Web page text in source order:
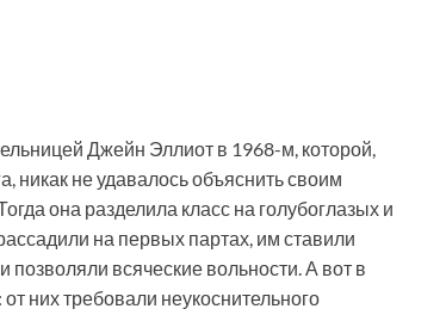
Джейн Эллиот в 1968-м, которой,
никак не удавалось объяснить своим
она разделила класс на голубоглазых и
на первых партах, им ставили
всяческие вольности. А вот в
них требовали неукоснительного